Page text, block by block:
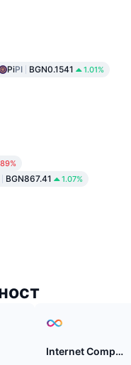
PiPI BGN0.1541 1.01%
BGN867.41 1.07%
Internet Computer